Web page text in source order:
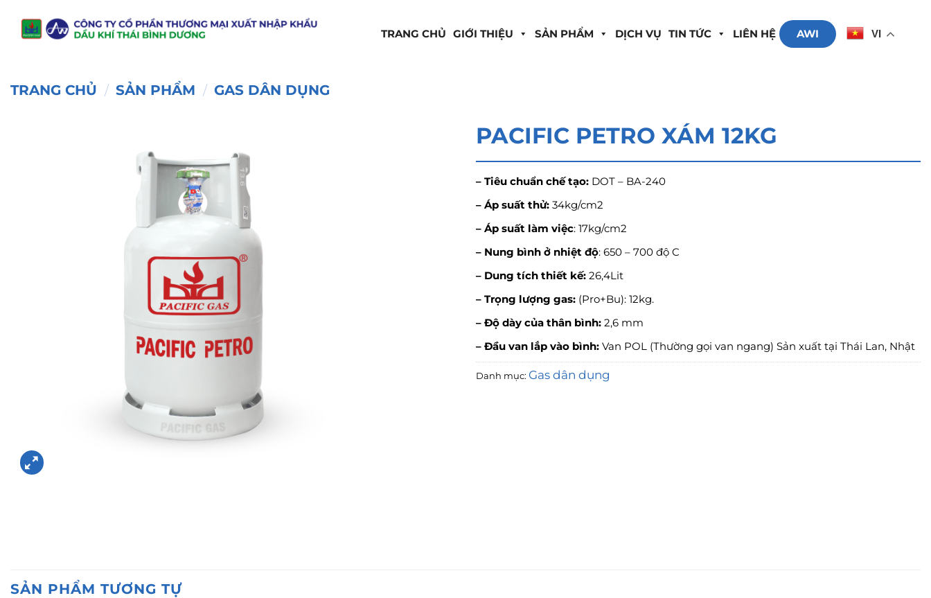
đến
TRANG CHỦ GIỚI THIỆU SẢN PHẨM DỊCH VỤ TIN TỨC LIÊN HỆ AWI VI
TRANG CHỦ / SẢN PHẨM / GAS DÂN DỤNG
PACIFIC PETRO XÁM 12KG
– Tiêu chuẩn chế tạo: DOT – BA-240
– Áp suất thử: 34kg/cm2
– Áp suất làm việc: 17kg/cm2
– Nung bình ở nhiệt độ: 650 – 700 độ C
– Dung tích thiết kế: 26,4Lit
– Trọng lượng gas: (Pro+Bu): 12kg.
– Độ dày của thân bình: 2,6 mm
– Đầu van lắp vào bình: Van POL (Thường gọi van ngang) Sản xuất tại Thái Lan, Nhật
Danh mục: Gas dân dụng
SẢN PHẨM TƯƠNG TỰ